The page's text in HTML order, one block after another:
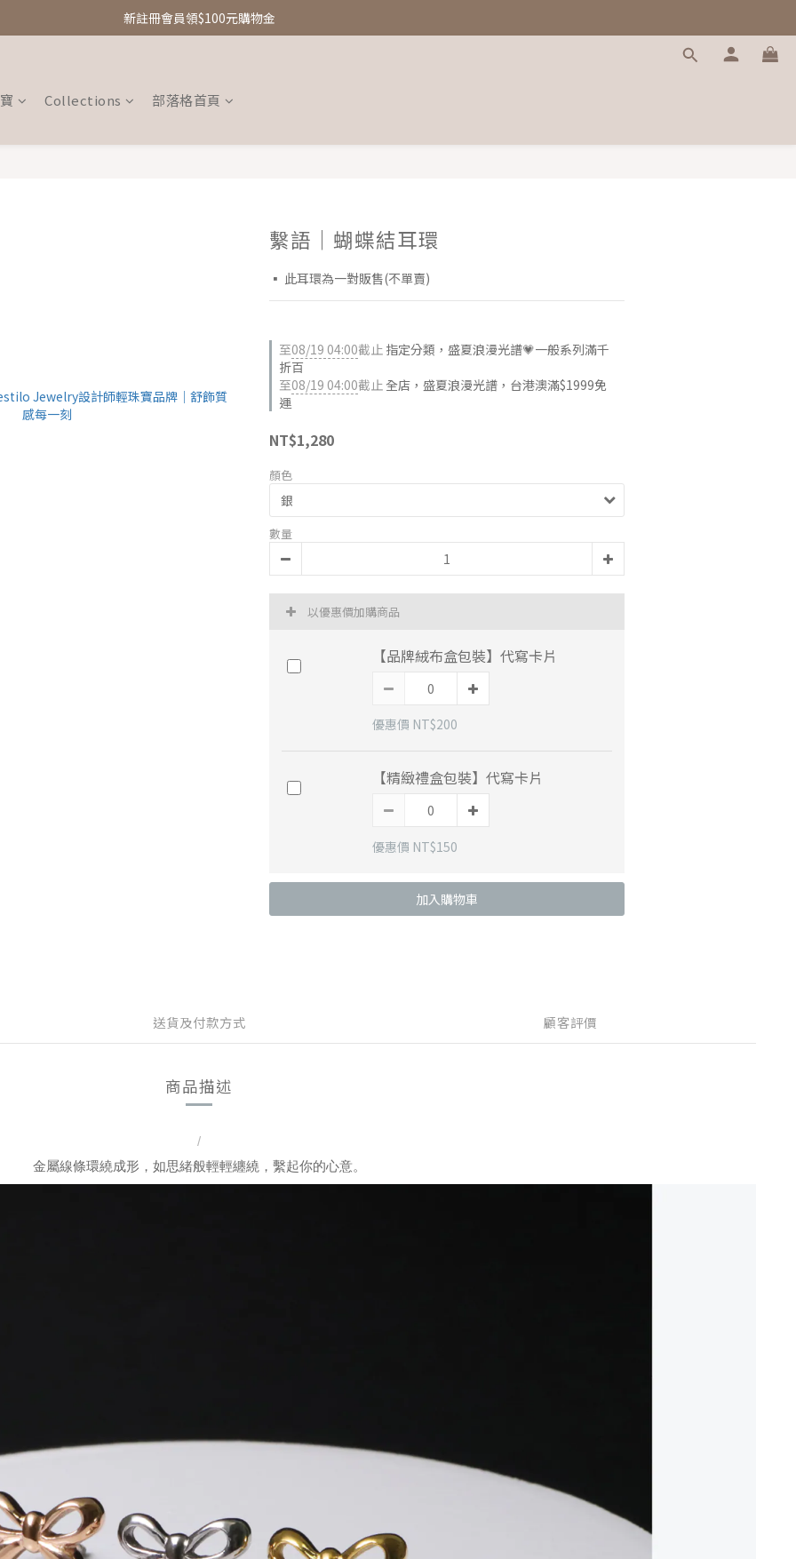
新註冊會員領$100元購物金
新註冊會員領$100元購物金
Collections 部落格首頁
繫語｜蝴蝶結耳環
▪︎ 此耳環為一對販售(不單賣)
至08/19 04:00截止 指定分類，盛夏浪漫光譜💗一般系列滿千
折百
至08/19 04:00截止 全店，盛夏浪漫光譜，台港澳滿$1999免
運
NT$1,280
顏色
數量
以優惠價加購商品
【品牌絨布盒包裝】代寫卡片
優惠價 NT$200
【精緻禮盒包裝】代寫卡片
優惠價 NT$150
加入購物車
送貨及付款方式 顧客評價
商品描述
/
金屬線條環繞成形，如思緒般輕輕纏繞，繫起你的心意。